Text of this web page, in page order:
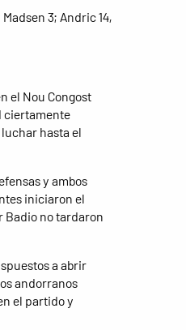
3; Andric 14,
el Nou Congost
ciertamente
hasta el
y ambos
iniciaron el
Badio no tardaron
a abrir
andorranos
el partido y